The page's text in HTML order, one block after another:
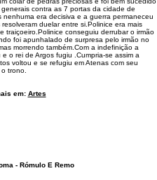
contra as 7 portas da cidade de
era decisiva e a guerra permaneceu
duelar entre si.Polinice era mais
traiçoeiro.Polinice conseguiu derrubar o irmão
foi apunhalado de surpresa pelo irmão no
morrendo também.Com a indefinição a
o rei de Argos fugiu .Cumpria-se assim a
voltou e se refugiu em Atenas com seu
trono.
em: Artes
- Rómulo E Remo